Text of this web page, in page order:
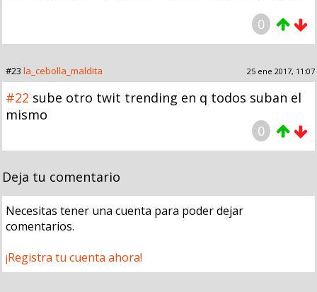
0
#23 la_cebolla_maldita 25 ene 2017, 11:07
#22 sube otro twit trending en q todos suban el
mismo
0
Deja tu comentario
Necesitas tener una cuenta para poder dejar
comentarios.
¡Registra tu cuenta ahora!